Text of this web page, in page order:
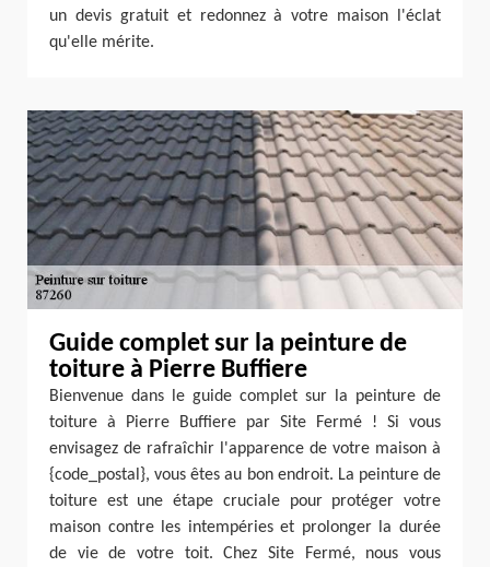
un devis gratuit et redonnez à votre maison l'éclat
qu'elle mérite.
Guide complet sur la peinture de
toiture à Pierre Buffiere
Bienvenue dans le guide complet sur la peinture de
toiture à Pierre Buffiere par Site Fermé ! Si vous
envisagez de rafraîchir l'apparence de votre maison à
{code_postal}, vous êtes au bon endroit. La peinture de
toiture est une étape cruciale pour protéger votre
maison contre les intempéries et prolonger la durée
de vie de votre toit. Chez Site Fermé, nous vous